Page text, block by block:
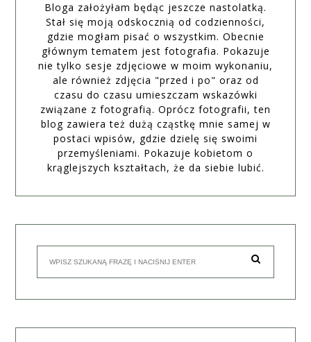
Bloga założyłam będąc jeszcze nastolatką.
Stał się moją odskocznią od codzienności,
gdzie mogłam pisać o wszystkim. Obecnie
głównym tematem jest fotografia. Pokazuje
nie tylko sesje zdjęciowe w moim wykonaniu,
ale również zdjęcia "przed i po" oraz od
czasu do czasu umieszczam wskazówki
związane z fotografią. Oprócz fotografii, ten
blog zawiera też dużą cząstkę mnie samej w
postaci wpisów, gdzie dzielę się swoimi
przemyśleniami. Pokazuje kobietom o
krąglejszych kształtach, że da siebie lubić.